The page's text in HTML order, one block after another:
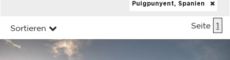
Puigpunyent, Spanien
Sortieren Seite 1